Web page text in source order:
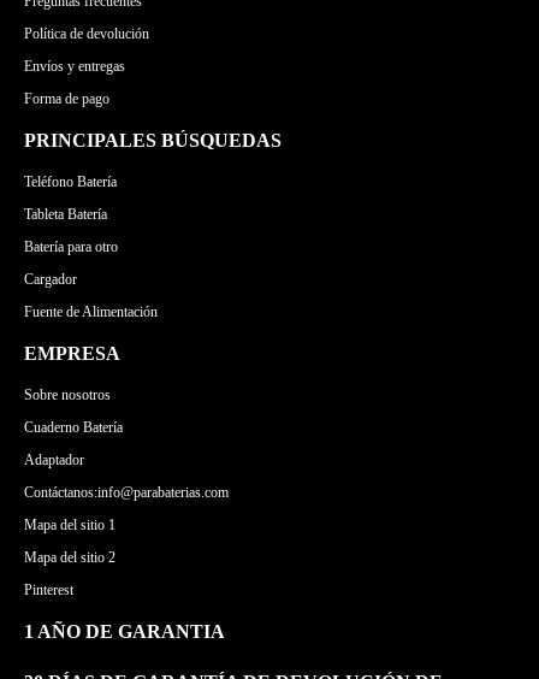
Política de devolución
Envíos y entregas
Forma de pago
PRINCIPALES BÚSQUEDAS
Teléfono Batería
Tableta Batería
Batería para otro
Cargador
Fuente de Alimentación
EMPRESA
Sobre nosotros
Cuaderno Batería
Adaptador
Contáctanos:info@parabaterias.com
Mapa del sitio 1
Mapa del sitio 2
Pinterest
1 AÑO DE GARANTIA